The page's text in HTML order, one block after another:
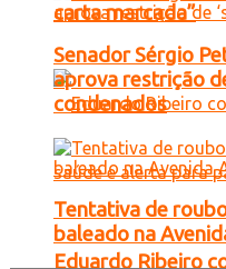
carta marcada”
Eduardo Ribeiro
Senador Sérgio
aprova restrição
condenados
Tentativa de
baleado na